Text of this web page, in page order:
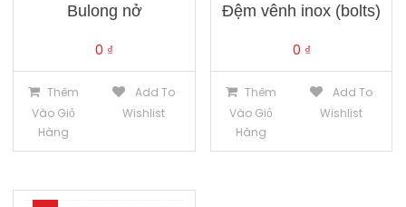
Bulong nở
0 ₫
Thêm
Vào Giỏ
Hàng
Add To
Wishlist
Đệm vênh inox (bolts)
0 ₫
Thêm
Vào Giỏ
Hàng
Add To
Wishlist